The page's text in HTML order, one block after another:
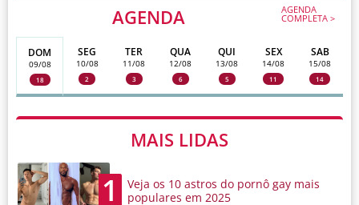
AGENDA AGENDA
COMPLETA >
DOM
09/08
18
SEG
10/08
2
TER
11/08
3
QUA
12/08
6
QUI
13/08
5
SEX
14/08
11
SAB
15/08
14
MAIS LIDAS
1
Veja os 10 astros do pornô gay mais
populares em 2025